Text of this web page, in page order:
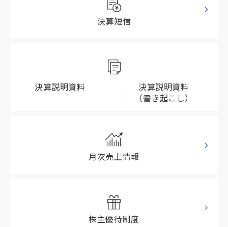
決算短信
決算説明資料
決算説明資料
（書き起こし）
月次売上情報
株主優待制度